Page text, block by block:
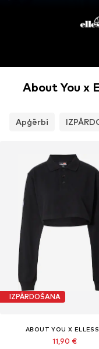
About You x
Apģērbi
IZPĀRDOŠANA
ABOUT YOU X
11,90 €